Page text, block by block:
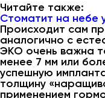
Читайте также:
Стоматит на небе
Происходит сам
аналогично с
ЭКО очень важна
менее 7 мм или
успешную
толщину
применением